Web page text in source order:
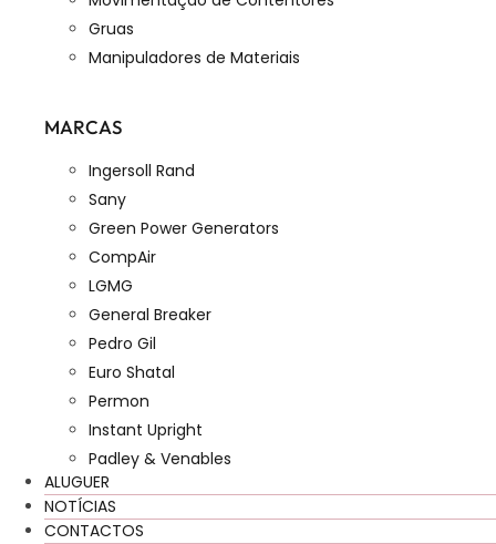
Gruas
Manipuladores de Materiais
MARCAS
Ingersoll Rand
Sany
Green Power Generators
CompAir
LGMG
General Breaker
Pedro Gil
Euro Shatal
Permon
Instant Upright
Padley & Venables
ALUGUER
NOTÍCIAS
CONTACTOS